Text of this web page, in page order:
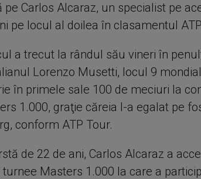
pe Carlos Alcaraz, un specialist pe
pe locul al doilea în clasamentul
a trecut la rândul său vineri în
Lorenzo Musetti, locul 9
în primele sale 100 de meciuri la
1.000, graţie căreia l-a egalat pe
conform ATP Tour.
de 22 de ani, Carlos Alcaraz a
turnee Masters 1.000 la care a